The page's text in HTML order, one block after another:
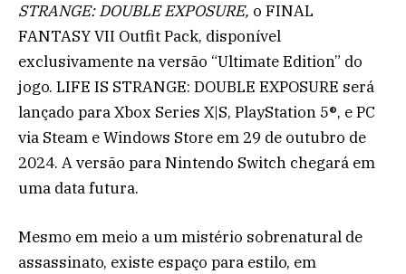
STRANGE: DOUBLE EXPOSURE, o FINAL
FANTASY VII Outfit Pack, disponível
exclusivamente na versão “Ultimate Edition” do
jogo. LIFE IS STRANGE: DOUBLE EXPOSURE será
lançado para Xbox Series X|S, PlayStation 5®, e PC
via Steam e Windows Store em 29 de outubro de
2024. A versão para Nintendo Switch chegará em
uma data futura.
Mesmo em meio a um mistério sobrenatural de
assassinato, existe espaço para estilo, em